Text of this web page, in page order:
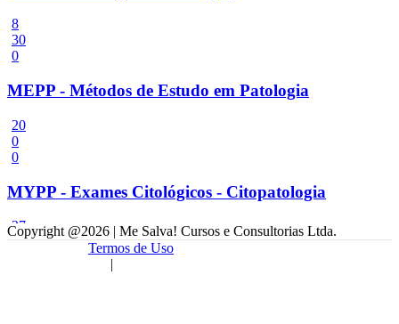
8
30
0
MEPP - Métodos de Estudo em Patologia
20
0
0
MYPP - Exames Citológicos - Citopatologia
37
0
Copyright @2026 | Me Salva! Cursos e Consultorias Ltda.
Termos de Uso
|